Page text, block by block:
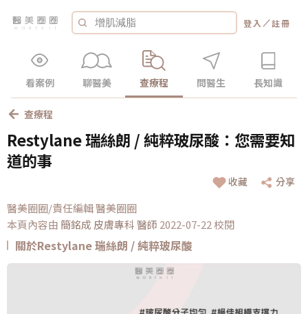
登入 ／註冊
看案例 聊醫美 查療程 問醫生 長知識
查療程
Restylane 瑞絲朗 / 純粹玻尿酸：您需要知
道的事
收藏 分享
醫美圈圈/責任編輯 醫美圈圈
本頁內容由 簡銘成 皮膚專科醫師 2022-07-22 校閱
關於Restylane 瑞絲朗 / 純粹玻尿酸